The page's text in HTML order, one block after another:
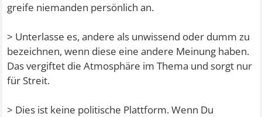
greife niemanden persönlich an.
> Unterlasse es, andere als unwissend oder dumm zu
bezeichnen, wenn diese eine andere Meinung haben.
Das vergiftet die Atmosphäre im Thema und sorgt nur
für Streit.
> Dies ist keine politische Plattform. Wenn Du